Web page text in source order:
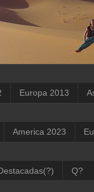
Europa 2013
America 2023
Q?